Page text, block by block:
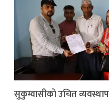
सुकुम्वासीको उचित